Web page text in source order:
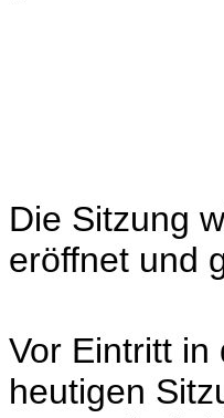
Die Sitzung
eröffnet und
Vor Eintritt in
heutigen